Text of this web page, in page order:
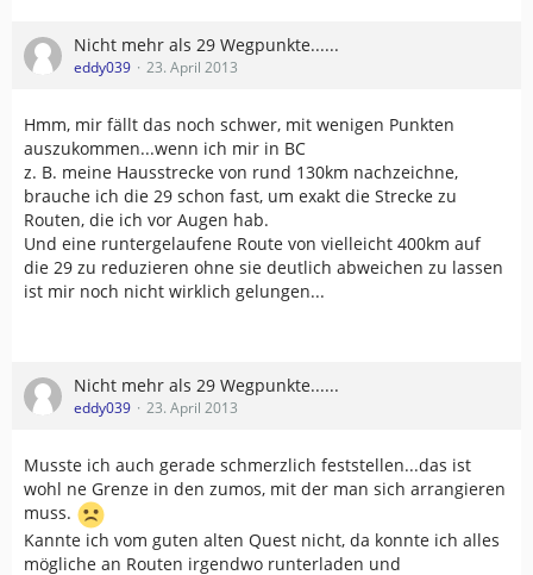
Nicht mehr als 29 Wegpunkte......
eddy039 23. April 2013
Hmm, mir fällt das noch schwer, mit wenigen Punkten
auszukommen...wenn ich mir in BC
z. B. meine Hausstrecke von rund 130km nachzeichne,
brauche ich die 29 schon fast, um exakt die Strecke zu
Routen, die ich vor Augen hab.
Und eine runtergelaufene Route von vielleicht 400km auf
die 29 zu reduzieren ohne sie deutlich abweichen zu lassen
ist mir noch nicht wirklich gelungen...
Nicht mehr als 29 Wegpunkte......
eddy039 23. April 2013
Musste ich auch gerade schmerzlich feststellen...das ist
wohl ne Grenze in den zumos, mit der man sich arrangieren
muss.
Kannte ich vom guten alten Quest nicht, da konnte ich alles
mögliche an Routen irgendwo runterladen und